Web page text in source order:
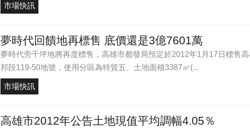
市場快訊
夢時代回饋地再標售 底價還是3億7601萬
夢時代旁千坪地將再度標售，高雄市都發局預定於2012年1月17日標售
邦段119-50地號，使用分區為特貿五、土地面積3387㎡(...
市場快訊
高雄市2012年公告土地現值平均調幅4.05％